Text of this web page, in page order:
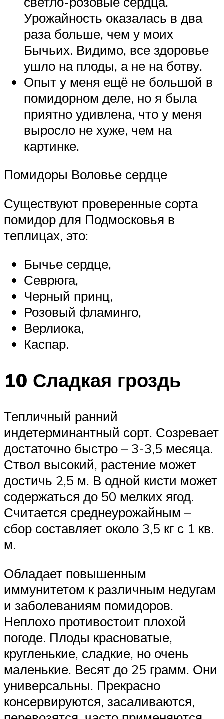
Урожайность оказалась в два
раза больше, чем у моих
Бычьих. Видимо, все здоровье
ушло на плоды, а не на ботву.
Опыт у меня ещё не большой в
помидорном деле, но я была
приятно удивлена, что у меня
выросло не хуже, чем на
картинке.
Помидоры Воловье сердце
Существуют проверенные сорта
помидор для Подмосковья в
теплицах, это:
Бычье сердце,
Севрюга,
Черный принц,
Розовый фламинго,
Верлиока,
Каспар.
10 Сладкая гроздь
Тепличный ранний
индетерминантный сорт. Созревает
достаточно быстро – 3-3,5 месяца.
Ствол высокий, растение может
достичь 2,5 м. В одной кисти может
содержаться до 50 мелких ягод.
Считается среднеурожайным –
сбор составляет около 3,5 кг с 1 кв.
м.
Обладает повышенным
иммунитетом к различным недугам
и заболеваниям помидоров.
Неплохо противостоит плохой
погоде. Плоды красноватые,
кругленькие, сладкие, но очень
маленькие. Весят до 25 грамм. Они
универсальны. Прекрасно
консервируются, засаливаются,